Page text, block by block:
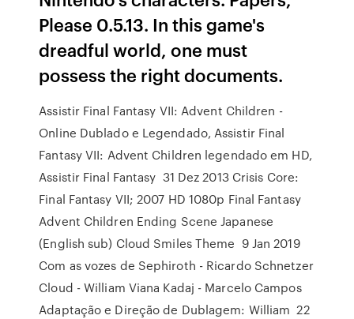
Please 0.5.13. In this game's
dreadful world, one must
possess the right documents.
Assistir Final Fantasy VII: Advent Children -
Online Dublado e Legendado, Assistir Final
Fantasy VII: Advent Children legendado em HD,
Assistir Final Fantasy 31 Dez 2013 Crisis Core:
Final Fantasy VII; 2007 HD 1080p Final Fantasy
Advent Children Ending Scene Japanese
(English sub) Cloud Smiles Theme 9 Jan 2019
Com as vozes de Sephiroth - Ricardo Schnetzer
Cloud - William Viana Kadaj - Marcelo Campos
Adaptação e Direção de Dublagem: William 22